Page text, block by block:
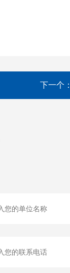
下一个：